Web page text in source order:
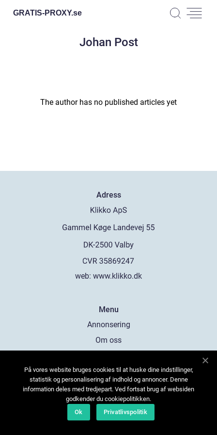
GRATIS-PROXY.se
Johan Post
The author has no published articles yet
Adress
web: www.klikko.dk
Menu
Annonsering
Om oss
Kontakta oss
Sitemap
På vores website bruges cookies til at huske dine indstillinger,
statistik og personalisering af indhold og annoncer. Denne
information deles med tredjepart. Ved fortsat brug af websiden
godkender du cookiepolitikken.
Ok
Privatlivspolitik